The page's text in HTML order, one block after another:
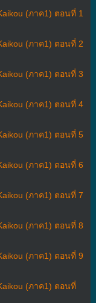
(ภาค1) ตอนที่ 1
(ภาค1) ตอนที่ 2
(ภาค1) ตอนที่ 3
(ภาค1) ตอนที่ 4
(ภาค1) ตอนที่ 5
(ภาค1) ตอนที่ 6
(ภาค1) ตอนที่ 7
(ภาค1) ตอนที่ 8
(ภาค1) ตอนที่ 9
(ภาค1) ตอนที่